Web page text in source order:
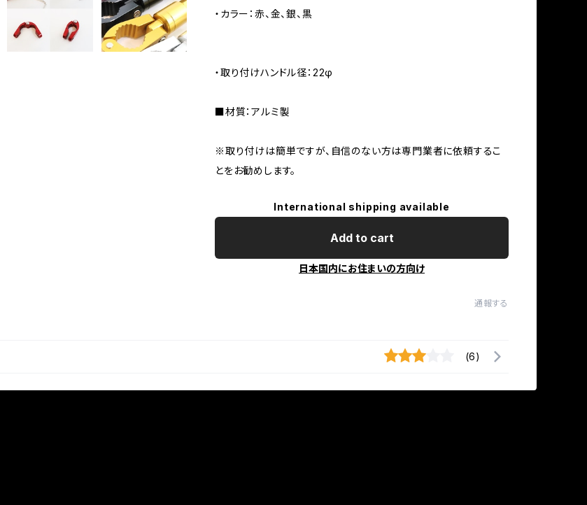
・カラー：赤、金、銀、黒
・取り付けハンドル径：22φ
■材質：アルミ製
※取り付けは簡単ですが、自信のない方は専門業者に依頼するこ
とをお勧めします。
International shipping available
Add to cart
日本国内にお住まいの方向け
通報する
(6)